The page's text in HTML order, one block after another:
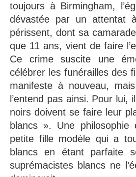
toujours à Birmingham,
dévastée par un attentat
périssent, dont sa
que 11 ans, vient de faire
Ce crime suscite une
célébrer les funérailles des
manifeste à nouveau,
l’entend pas ainsi. Pour
noirs doivent se faire leur
blancs ». Une
petite fille modèle qui a
blancs en étant parfaite
suprémacistes blancs ne